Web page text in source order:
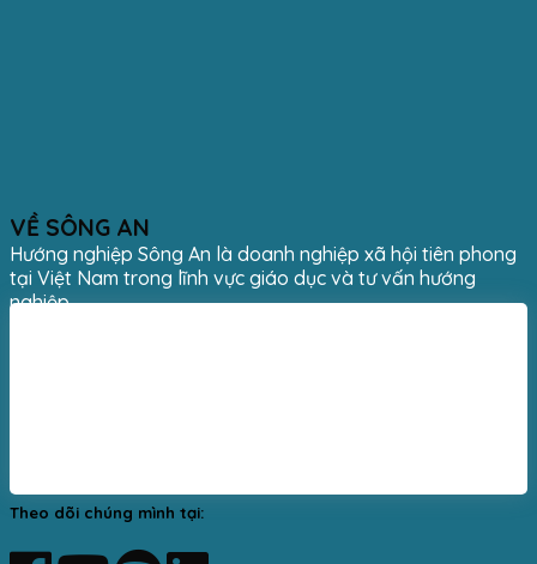
VỀ SÔNG AN
Hướng nghiệp Sông An là doanh nghiệp xã hội tiên phong
tại Việt Nam trong lĩnh vực giáo dục và tư vấn hướng
nghiệp.
Theo dõi chúng mình tại: